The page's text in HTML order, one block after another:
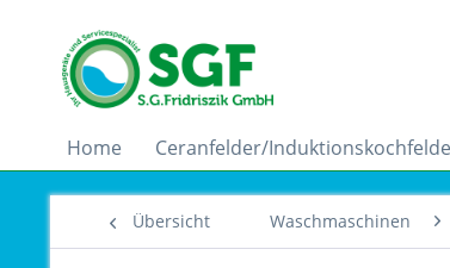
Home Ceranfelder/
Übersicht Waschmaschinen